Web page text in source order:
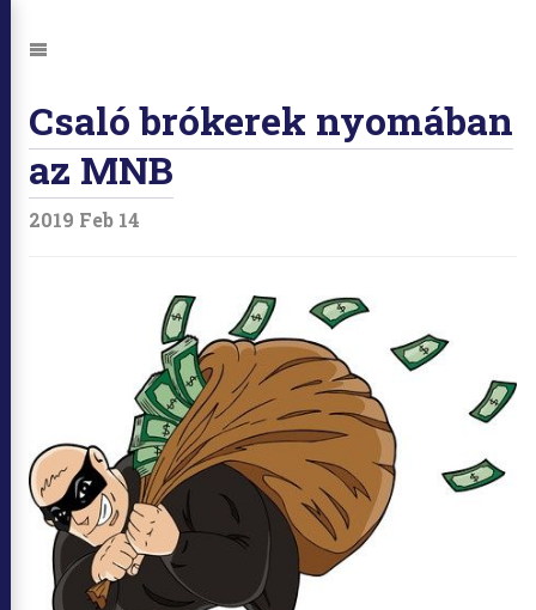
Navigáció
Csaló brókerek nyomában
az MNB
2019 Feb 14